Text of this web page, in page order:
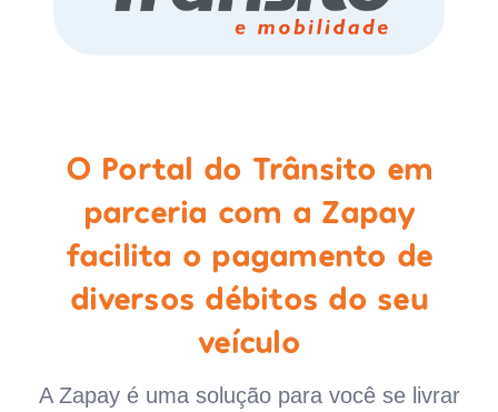
O Portal do Trânsito em
parceria com a Zapay
facilita o pagamento de
diversos débitos do seu
veículo
A Zapay é uma solução para você se livrar